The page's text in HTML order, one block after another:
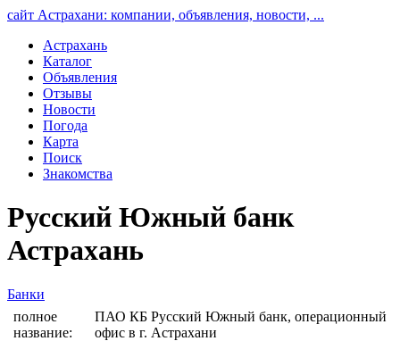
сайт Астрахани: компании, объявления, новости, ...
Астрахань
Каталог
Объявления
Отзывы
Новости
Погода
Карта
Поиск
Знакомства
Русский Южный банк
Астрахань
Банки
полное
название:
ПАО КБ Русский Южный банк, операционный
офис в г. Астрахани